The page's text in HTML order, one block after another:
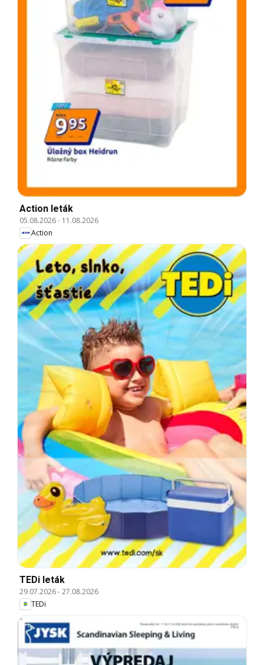
Action leták
05.08.2026- 11.08.2026
Action
TEDi leták
29.07.2026-27.08.2026
TEDi